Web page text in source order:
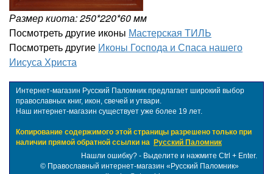
Размер киота: 250*220*60 мм
Посмотреть другие иконы Мастерская ТИЛЬ
Посмотреть другие Иконы Господа и Спаса нашего
Иисуса Христа
Интернет-магазин Русский Паломник предлагает широкий выбор
православных книг, икон, свечей и утвари.
Наш интернет-магазин существует уже более 19 лет.
Копирование содержимого этой страницы разрешено только при
наличии прямой обратной ссылки на Русский Паломник
Нашли ошибку? - Выделите и нажмите Ctrl + Enter.
© Православный интернет-магазин «Русский Паломник»